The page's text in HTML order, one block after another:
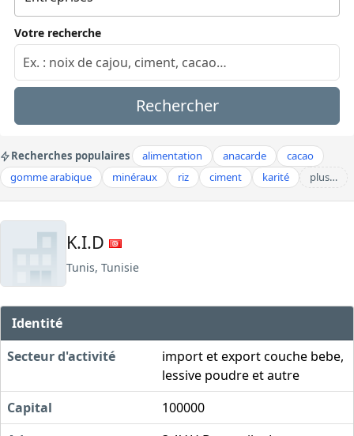
Votre recherche
Rechercher
Recherches populaires alimentation anacarde
cacao
gomme arabique
minéraux riz ciment karité plus…
K.I.D
Tunis, Tunisie
Identité
Secteur d'activité
import et export couche bebe,
lessive poudre et autre
Capital
100000